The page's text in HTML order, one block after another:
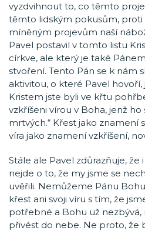
vyzdvihnout to, co těmto
těmto lidským pokusům,
míněným projevům naší
Pavel postavil v tomto listu
církve, ale který je také
stvoření. Tento Pán se k nám
aktivitou, o které Pavel hovoří,
Kristem jste byli ve křtu
vzkříšeni vírou v Boha, jenž ho
mrtvých.“ Křest jako znamení
víra jako znamení vzkříšení,
Stále ale Pavel zdůrazňuje,
nejde o to, že my jsme se
uvěřili. Nemůžeme Pánu
křest ani svoji víru s tím, že
potřebné a Bohu už nezbývá,
přivést do nebe. Ne proto, že